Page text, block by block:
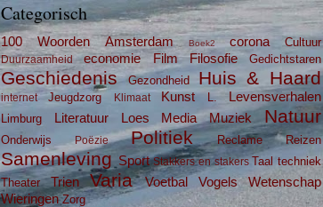
Categorisch
100 Woorden Amsterdam Boek2 corona Cultuur
Duurzaamheid economie Film Filosofie Gedichtstaren
Geschiedenis Gezondheid Huis & Haard
internet Jeugdzorg Klimaat Kunst L. Levensverhalen
Limburg Literatuur Loes Media Muziek Natuur
Onderwijs Poëzie Politiek Reclame Reizen
Samenleving Sport Stakkers en stakers Taal techniek
Theater
Trien Varia Voetbal Vogels
Wetenschap
Wieringen Zorg